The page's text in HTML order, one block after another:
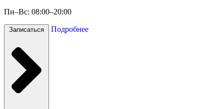
Пн–Вс: 08:00–20:00
Записаться Подробнее